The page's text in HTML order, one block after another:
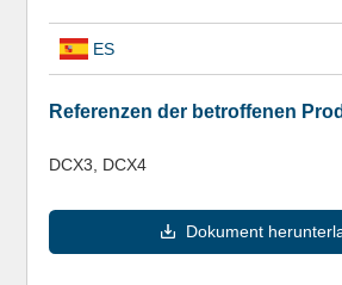
ES
Referenzen der betroffenen
DCX3, DCX4
Dokument